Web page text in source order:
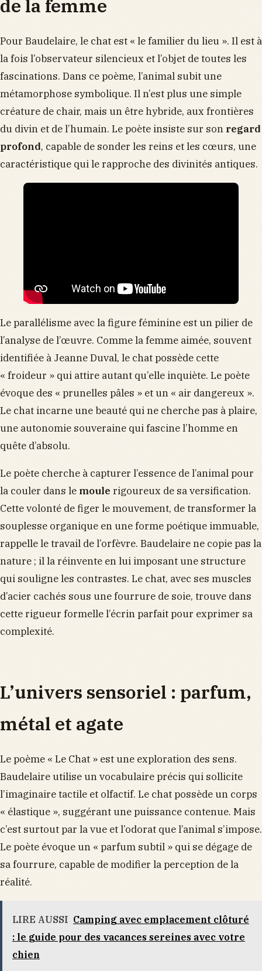
de la femme
Pour Baudelaire, le chat est « le familier du lieu ». Il est à
la fois l’observateur silencieux et l’objet de toutes les
fascinations. Dans ce poème, l’animal subit une
métamorphose symbolique. Il n’est plus une simple
créature de chair, mais un être hybride, aux frontières
du divin et de l’humain. Le poète insiste sur son regard
profond, capable de sonder les reins et les cœurs, une
caractéristique qui le rapproche des divinités antiques.
Le parallélisme avec la figure féminine est un pilier de
l’analyse de l’œuvre. Comme la femme aimée, souvent
identifiée à Jeanne Duval, le chat possède cette
« froideur » qui attire autant qu’elle inquiète. Le poète
évoque des « prunelles pâles » et un « air dangereux ».
Le chat incarne une beauté qui ne cherche pas à plaire,
une autonomie souveraine qui fascine l’homme en
quête d’absolu.
Le poète cherche à capturer l’essence de l’animal pour
la couler dans le moule rigoureux de sa versification.
Cette volonté de figer le mouvement, de transformer la
souplesse organique en une forme poétique immuable,
rappelle le travail de l’orfèvre. Baudelaire ne copie pas la
nature ; il la réinvente en lui imposant une structure
qui souligne les contrastes. Le chat, avec ses muscles
d’acier cachés sous une fourrure de soie, trouve dans
cette rigueur formelle l’écrin parfait pour exprimer sa
complexité.
L’univers sensoriel : parfum,
métal et agate
Le poème « Le Chat » est une exploration des sens.
Baudelaire utilise un vocabulaire précis qui sollicite
l’imaginaire tactile et olfactif. Le chat possède un corps
« élastique », suggérant une puissance contenue. Mais
c’est surtout par la vue et l’odorat que l’animal s’impose.
Le poète évoque un « parfum subtil » qui se dégage de
sa fourrure, capable de modifier la perception de la
réalité.
LIRE AUSSI Camping avec emplacement clôturé
: le guide pour des vacances sereines avec votre
chien